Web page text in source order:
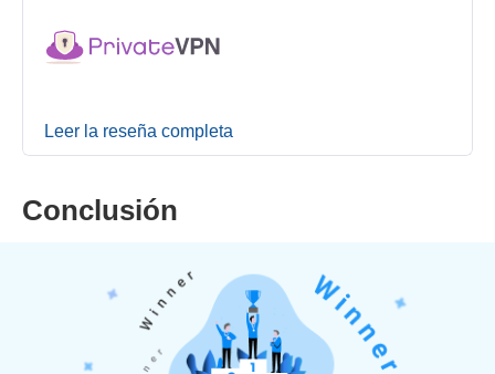
Leer la reseña completa
Conclusión